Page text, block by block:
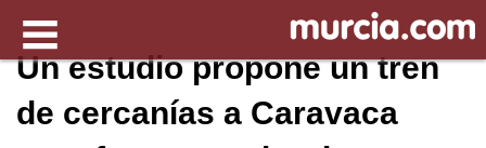
Un estudio propone un tren
de cercanías a Caravaca